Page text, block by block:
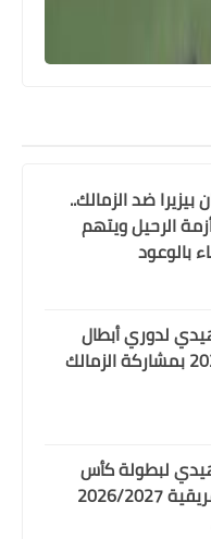
إصابته
لمباريات
مجانا على
ضد الزمالك..
الرحيل ويتهم
بالوعود
لدوري أبطال
أفريقيا 2026/2027 بمشاركة الزمالك
لبطولة كأس
الكونفدرالية الأفريقية 2026/2027